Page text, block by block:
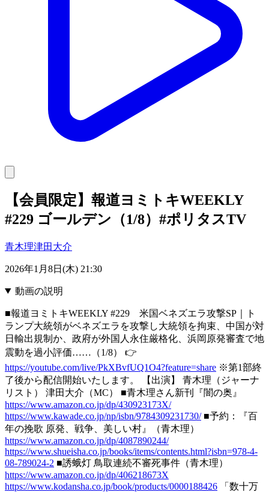
【会員限定】報道ヨミトキWEEKLY
#229 ゴールデン（1/8）#ポリタスTV
青木理津田大介
2026年1月8日(木) 21:30
動画の説明
■報道ヨミトキWEEKLY #229 米国ベネズエラ攻撃SP｜ト
ランプ大統領がベネズエラを攻撃し大統領を拘束、中国が対
日輸出規制か、政府が外国人永住厳格化、浜岡原発審査で地
震動を過小評価……（1/8） 👉
https://youtube.com/live/PkXBvfUQ1O4?feature=share ※第1部終
了後から配信開始いたします。 【出演】 青木理（ジャーナ
リスト） 津田大介（MC） ■青木理さん新刊『闇の奥』
https://www.amazon.co.jp/dp/430923173X/
https://www.kawade.co.jp/np/isbn/9784309231730/■予約：『百
年の挽歌 原発、戦争、美しい村』（青木理）
https://www.amazon.co.jp/dp/4087890244/
https://www.shueisha.co.jp/books/items/contents.html?isbn=978-4-
08-789024-2 ■誘蛾灯 鳥取連続不審死事件（青木理）
https://www.amazon.co.jp/dp/406218673X
https://www.kodansha.co.jp/book/products/0000188426 「数十万